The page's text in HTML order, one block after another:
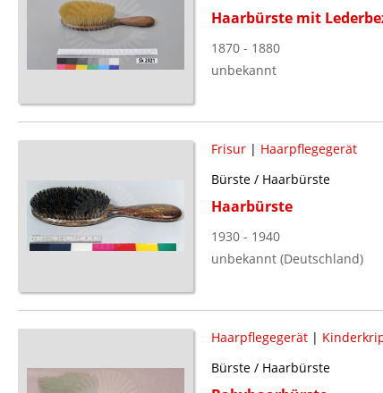
Haarbürste mit
1870 - 1880
unbekannt
Frisur| Haarpflegegerät
Bürste / Haarbürste
Haarbürste
1930 - 1940
unbekannt (Deutschland)
Haarpflegegerät|
Bürste / Haarbürste